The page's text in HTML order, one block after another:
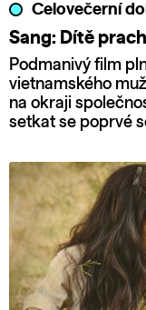
Celovečerní
Sang: Dítě
Podmanivý film
vietnamského
na okraji
setkat se poprvé